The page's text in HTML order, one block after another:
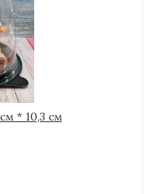
* 10,3 см